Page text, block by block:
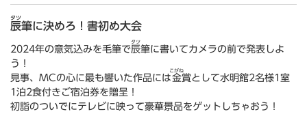
辰
タツ
筆に決めろ！書初め大会
2024年の意気込みを毛筆で辰
タツ
筆に書いてカメラの前で発表しよ
う！
見事、MCの心に最も響いた作品には金
こがね
賞として水明館2名様1室
1泊2食付きご宿泊券を贈呈！
初詣のついでにテレビに映って豪華景品をゲットしちゃおう！